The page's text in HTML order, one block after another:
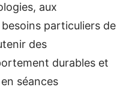
aux
particuliers de
des
durables et
séances